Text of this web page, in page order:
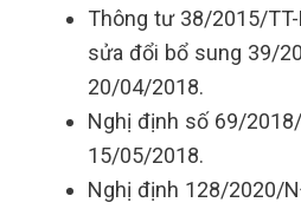
Thông tư 38/2015/
sửa đổi bổ sung 39/
20/04/2018.
Nghị định số 69/
15/05/2018.
Nghị định 128/2020/